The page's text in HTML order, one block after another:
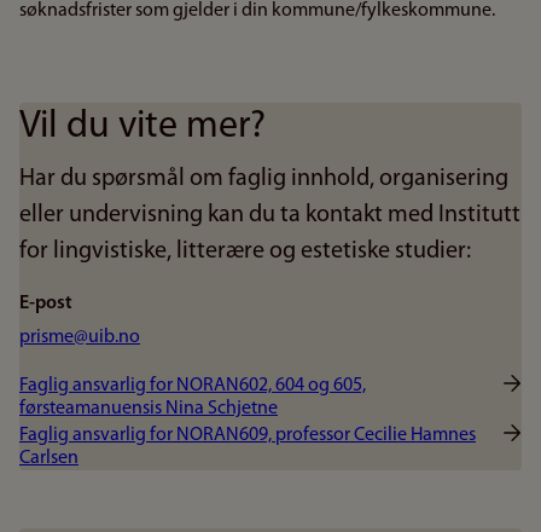
søknadsfrister som gjelder i din kommune/fylkeskommune.
Vil du vite mer?
Har du spørsmål om faglig innhold, organisering
eller undervisning kan du ta kontakt med Institutt
for lingvistiske, litterære og estetiske studier:
E-post
prisme@uib.no
Faglig ansvarlig for NORAN602, 604 og 605,
førsteamanuensis Nina Schjetne
Faglig ansvarlig for NORAN609, professor Cecilie Hamnes
Carlsen